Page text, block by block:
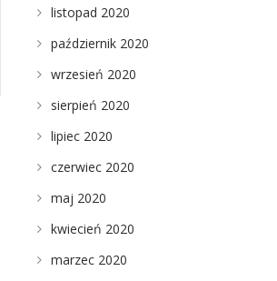
listopad 2020
październik 2020
wrzesień 2020
sierpień 2020
lipiec 2020
czerwiec 2020
maj 2020
kwiecień 2020
marzec 2020